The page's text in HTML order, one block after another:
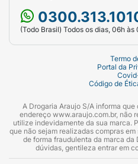
(Todo Brasil) Todos os dias, 06h às
Termo
Portal da
Código de
A Drogaria Araujo S/A informa
endereço www.araujo.com.br, não
utilize indevidamente da sua marca.
que não sejam realizadas compras
de forma fraudulenta da marca da
dúvidas, gentileza entrar em